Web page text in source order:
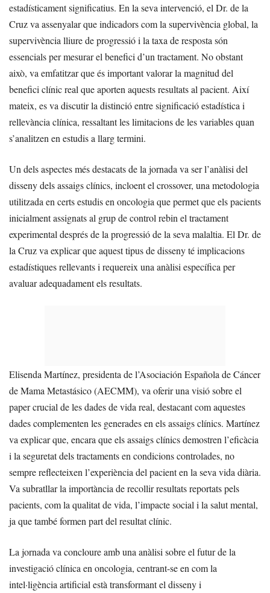
estadísticament significatius. En la seva intervenció, el Dr. de la
Cruz va assenyalar que indicadors com la supervivència global, la
supervivència lliure de progressió i la taxa de resposta són
essencials per mesurar el benefici d’un tractament. No obstant
això, va emfatitzar que és important valorar la magnitud del
benefici clínic real que aporten aquests resultats al pacient. Així
mateix, es va discutir la distinció entre significació estadística i
rellevància clínica, ressaltant les limitacions de les variables quan
s’analitzen en estudis a llarg termini.
Un dels aspectes més destacats de la jornada va ser l’anàlisi del
disseny dels assaigs clínics, incloent el crossover, una metodologia
utilitzada en certs estudis en oncologia que permet que els pacients
inicialment assignats al grup de control rebin el tractament
experimental després de la progressió de la seva malaltia. El Dr. de
la Cruz va explicar que aquest tipus de disseny té implicacions
estadístiques rellevants i requereix una anàlisi específica per
avaluar adequadament els resultats.
Elisenda Martínez, presidenta de l’Asociación Española de Cáncer
de Mama Metastásico (AECMM), va oferir una visió sobre el
paper crucial de les dades de vida real, destacant com aquestes
dades complementen les generades en els assaigs clínics. Martínez
va explicar que, encara que els assaigs clínics demostren l’eficàcia
i la seguretat dels tractaments en condicions controlades, no
sempre reflecteixen l’experiència del pacient en la seva vida diària.
Va subratllar la importància de recollir resultats reportats pels
pacients, com la qualitat de vida, l’impacte social i la salut mental,
ja que també formen part del resultat clínic.
La jornada va concloure amb una anàlisi sobre el futur de la
investigació clínica en oncologia, centrant-se en com la
intel·ligència artificial està transformant el disseny i